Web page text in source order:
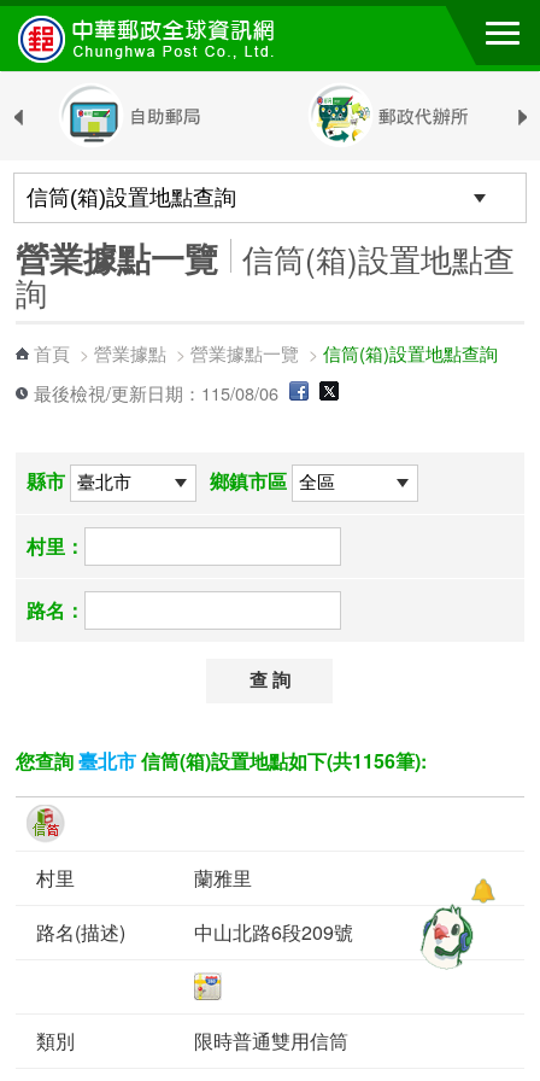
跳到主要內容區塊
營業據點一覽 信筒(箱)設置地點查
詢
首頁 >營業據點 >營業據點一覽 >信筒(箱)設置地點查詢
最後檢視/更新日期：115/08/06
縣市 鄉鎮市區
村里：
路名：
您查詢臺北市 信筒(箱)設置地點如下(共1156筆):
蘭雅里
中山北路6段209號
限時普通雙用信筒